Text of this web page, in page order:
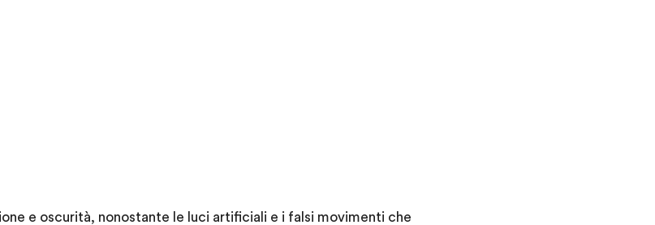
e oscurità, nonostante le luci artificiali e i falsi movimenti che